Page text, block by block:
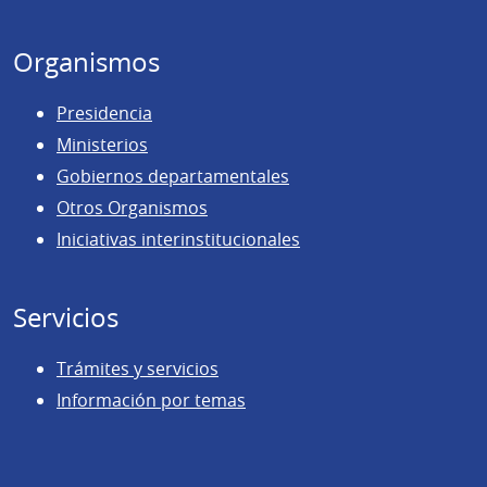
Organismos
Presidencia
Ministerios
Gobiernos departamentales
Otros Organismos
Iniciativas interinstitucionales
Servicios
Trámites y servicios
Información por temas